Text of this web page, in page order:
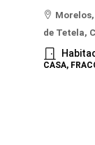
de Tetela,
CASA,